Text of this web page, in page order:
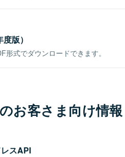
版）
式でダウンロードできます。
お客さま向け情報
スAPI